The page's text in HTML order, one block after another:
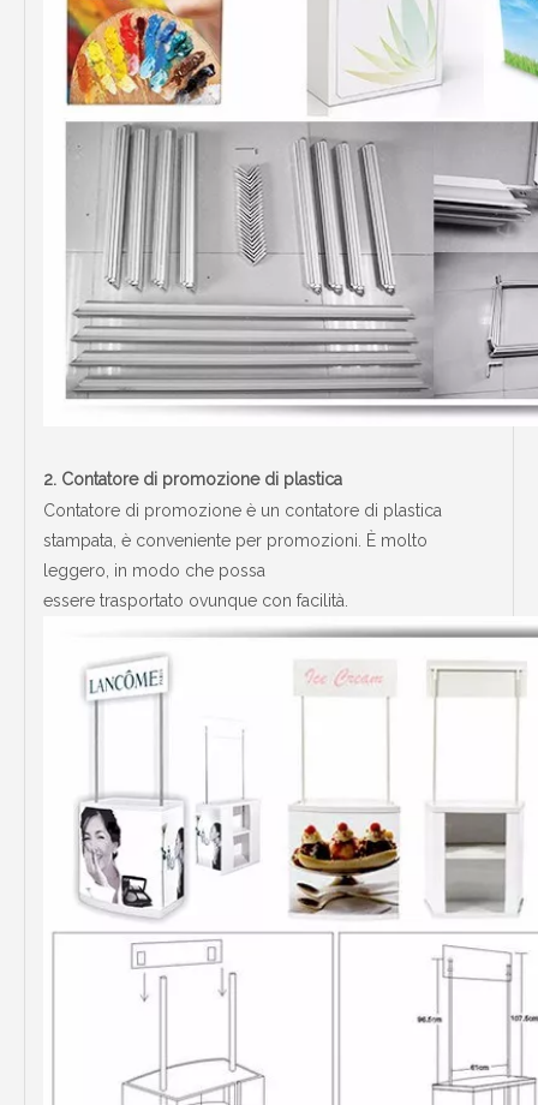
2. Contatore di promozione di plastica
Contatore di promozione è un contatore di plastica
stampata, è conveniente per promozioni. È molto
leggero, in modo che possa
essere trasportato ovunque con facilità.